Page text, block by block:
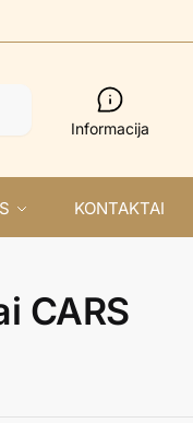
Informacija
KONTAKTAI
CARS